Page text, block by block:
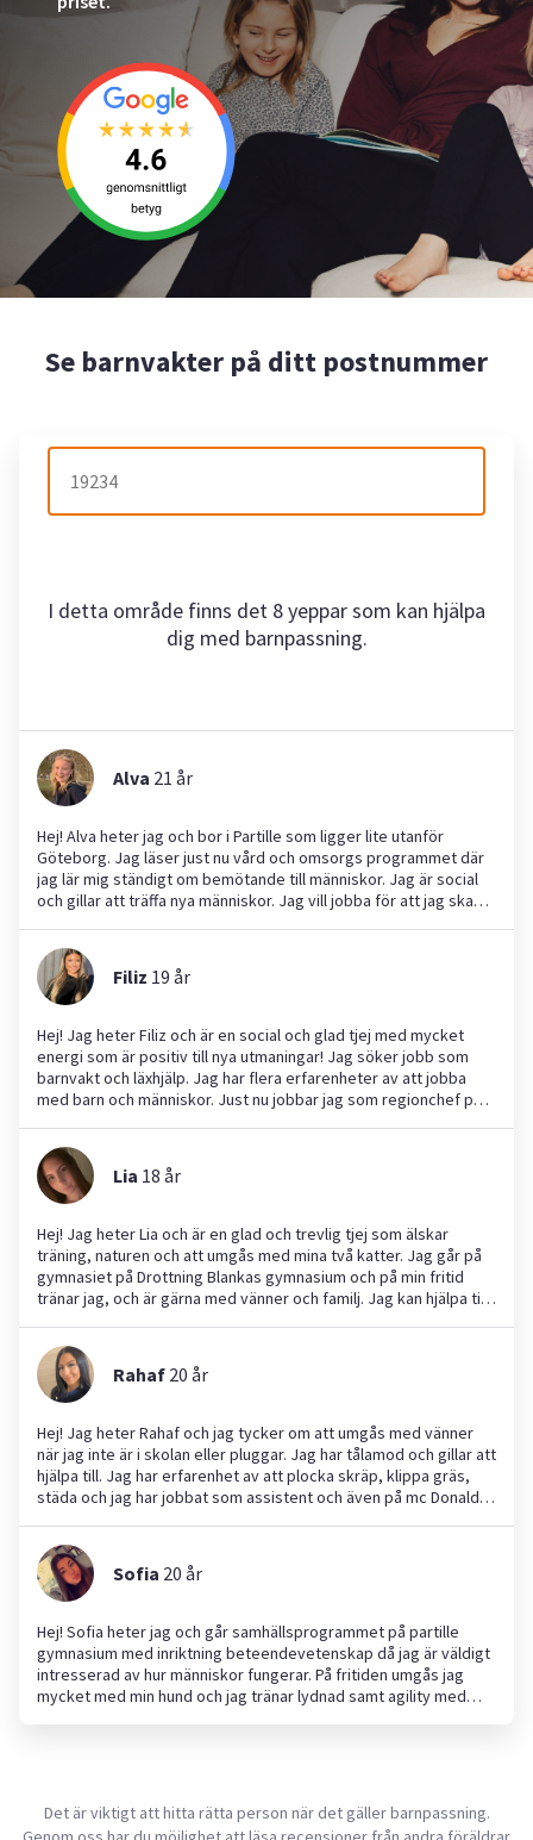
Se barnvakter på ditt postnummer
I detta område finns det 8 yeppar som kan hjälpa
dig med barnpassning.
Alva 21 år
Hej! Alva heter jag och bor i Partille som ligger lite utanför
Göteborg. Jag läser just nu vård och omsorgs programmet där
jag lär mig ständigt om bemötande till människor. Jag är social
och gillar att träffa nya människor. Jag vill jobba för att jag ska
stor del av mig är att jag dansar på fritiden och sparar pengar
för att kunna lära mig mer. Jag lägger mycket av min fritid på
vänner och familj. Samt skolan för att kunna bli en bra
undersköterska i framtiden. Jag kan hjälpa till med det flesta
jobben. Det är pågrund av att jag är målinriktad och vill alltid göra
mitt bästa! Jag har själv en katt och kan hjälpa till med husdjur.
Jag kan även hjälpa till med både trädgårdsarbete och
barnpassning. Vill ni veta mer om mig så är det bara och höra av
er! Jag är alltid öppen för utmaningar!
Filiz 19 år
Hej! Jag heter Filiz och är en social och glad tjej med mycket
energi som är positiv till nya utmaningar! Jag söker jobb som
barnvakt och läxhjälp. Jag har flera erfarenheter av att jobba
med barn och människor. Just nu jobbar jag som regionchef på
på äldreboenden runt om i Sverige. Tidigare jobbade jag som
teameledare för en Ung Omsrog grupp på Furulunds
äldreboende i över ett 1,5 år, vilket jag trivdes otroligt bra med!
I somras sommarjobbade jag på en fritidsklubben och jag har
även praktiserat på både förskola och skola och fått mycket
god beröm från både personal, föräldrar och barn. Jag har även
passat grannbarn och familjekompisar och älskar alltid att vara
med barn! Jag har också bra betyg och kan därför även hjälpa till
med läxor! Hör av er för mer information så hörs vi! Med vänliga
hälsningar, Filiz ☺️
Lia 18 år
Hej! Jag heter Lia och är en glad och trevlig tjej som älskar
träning, naturen och att umgås med mina två katter. Jag går på
gymnasiet på Drottning Blankas gymnasium och på min fritid
tränar jag, och är gärna med vänner och familj. Jag kan hjälpa till
husdjur, arbete i restaurang och café samt trädgårdsarbete. Ni
kan anlita mig eftersom jag är social, ansvarstagande och
pålitlig. Jag har tidigare praktiserat i butik och på hunddagis och
har sommarjobbat inom trädgård. Jag ser fram emot att hjälpa
er!
Rahaf 20 år
Hej! Jag heter Rahaf och jag tycker om att umgås med vänner
när jag inte är i skolan eller pluggar. Jag har tålamod och gillar att
hjälpa till. Jag har erfarenhet av att plocka skräp, klippa gräs,
städa och jag har jobbat som assistent och även på mc Donalds .
vardagen enklare för andra.
Sofia 20 år
Hej! Sofia heter jag och går samhällsprogrammet på partille
gymnasium med inriktning beteendevetenskap då jag är väldigt
intresserad av hur människor fungerar. På fritiden umgås jag
mycket med min hund och jag tränar lydnad samt agility med
erfaren och mogen.
Det är viktigt att hitta rätta person när det gäller barnpassning.